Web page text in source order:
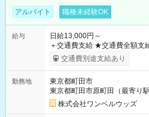
アルバイト 職種未経験OK
給与
日給13,000円～
＋交通費支給 ★交通費全額支給！ ┗案件により規定あり ★日払
いOK！（規定あり） ┗働い
ンビニATMから 日払い分を引き落とせ
交通費別途支給あり
勤務地
東京都町田市
東京都町田市原町田（最寄り
株式会社ワンベルウッズ